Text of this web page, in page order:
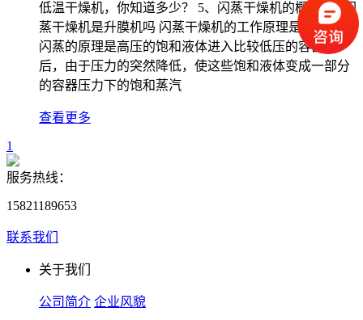
低温干燥机，你知道多少？ 5、闪蒸干燥机的概述 6、闪
蒸干燥机是升膜机吗 闪蒸干燥机的工作原理是什么? 1、
闪蒸的原理是高压的饱和液体进入比较低压的容器中
后，由于压力的突然降低，使这些饱和液体变成一部分
的容器压力下的饱和蒸汽
查看更多
1
服务热线：
15821189653
联系我们
关于我们
公司简介 企业风貌